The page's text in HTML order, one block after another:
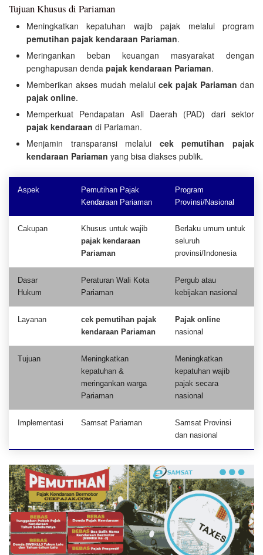
Tujuan Khusus di Pariaman
Meningkatkan kepatuhan wajib pajak melalui program
pemutihan pajak kendaraan Pariaman.
Meringankan beban keuangan masyarakat dengan
penghapusan denda pajak kendaraan Pariaman.
Memberikan akses mudah melalui cek pajak Pariaman dan
pajak online.
Memperkuat Pendapatan Asli Daerah (PAD) dari sektor
pajak kendaraan di Pariaman.
Menjamin transparansi melalui cek pemutihan pajak
kendaraan Pariaman yang bisa diakses publik.
Aspek
Pemutihan Pajak
Kendaraan Pariaman
Program
Provinsi/Nasional
Cakupan
Khusus untuk wajib
pajak kendaraan
Pariaman
Berlaku umum untuk
seluruh
provinsi/Indonesia
Dasar
Hukum
Peraturan Wali Kota
Pariaman
Pergub atau
kebijakan nasional
Layanan
cek pemutihan pajak
kendaraan Pariaman
Pajak online
nasional
Tujuan
Meningkatkan
kepatuhan &
meringankan warga
Pariaman
Meningkatkan
kepatuhan wajib
pajak secara
nasional
Implementasi Samsat Pariaman
Samsat Provinsi
dan nasional